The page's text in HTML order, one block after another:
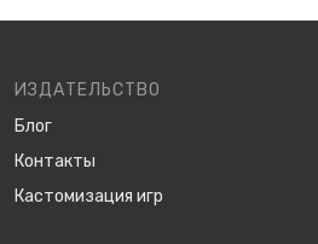
ИЗДАТЕЛЬСТВО
Блог
Контакты
Кастомизация игр